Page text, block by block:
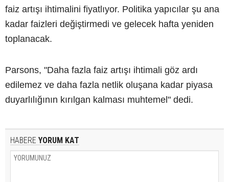
faiz artışı ihtimalini fiyatlıyor. Politika yapıcılar şu ana
kadar faizleri değiştirmedi ve gelecek hafta yeniden
toplanacak.
Parsons, "Daha fazla faiz artışı ihtimali göz ardı
edilemez ve daha fazla netlik oluşana kadar piyasa
duyarlılığının kırılgan kalması muhtemel" dedi.
HABERE YORUM KAT